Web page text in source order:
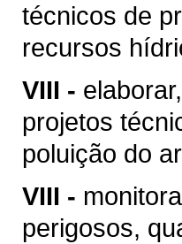
técnicos de
recursos
VIII -
projetos
poluição do
VIII -
perigosos,